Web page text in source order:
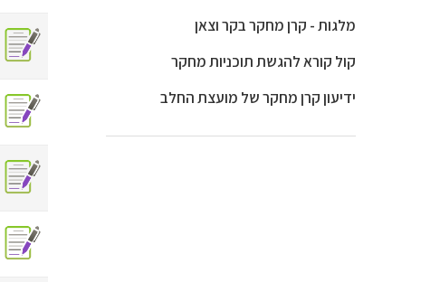
מלגות - קרן מחקר בקר וצאן
קול קורא להגשת תוכניות מחקר
ידיעון קרן מחקר של מועצת החלב